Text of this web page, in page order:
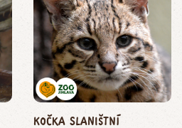
kočka slaništní